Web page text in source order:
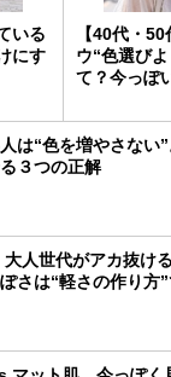
いる
にす
【40代・
ウ“色選び
て？今っぽ
は“色を増やさない
３つの正解
人世代がアカ抜け
さは“軽さの作り方